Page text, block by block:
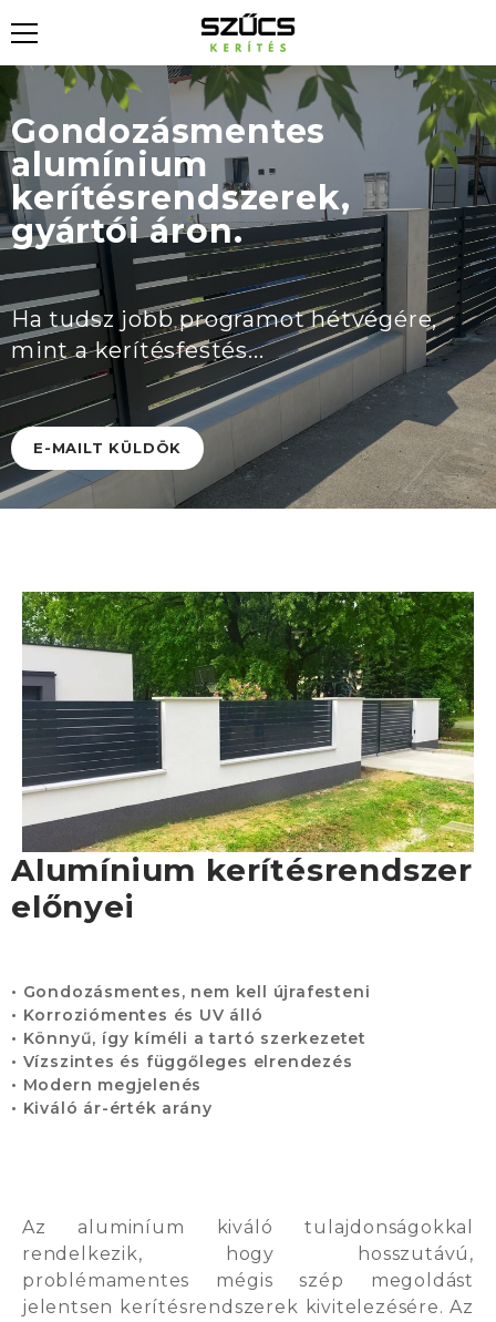
Gondozásmentes
alumínium
kerítésrendszerek,
gyártói áron.
Ha tudsz jobb programot hétvégére,
mint a kerítésfestés...
E-MAILT KÜLDÖK
Alumínium kerítésrendszer
előnyei
• Gondozásmentes, nem kell újrafesteni
• Korroziómentes és UV álló
• Könnyű, így kíméli a tartó szerkezetet
• Vízszintes és függőleges elrendezés
• Modern megjelenés
• Kiváló ár-érték arány
Az aluminíum kiváló tulajdonságokkal
rendelkezik, hogy hosszutávú,
problémamentes mégis szép megoldást
jelentsen kerítésrendszerek kivitelezésére. Az